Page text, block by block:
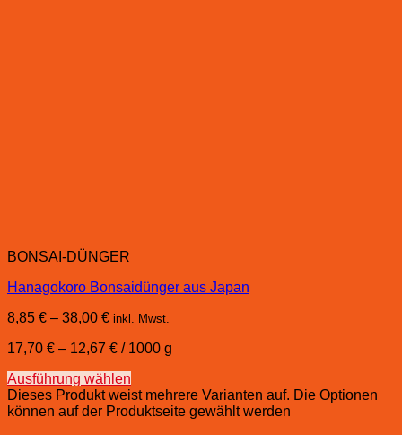
BONSAI-DÜNGER
Hanagokoro Bonsaidünger aus Japan
8,85 € – 38,00 € inkl. Mwst.
17,70 € – 12,67 € / 1000 g
Ausführung wählen
Dieses Produkt weist mehrere Varianten auf. Die Optionen
können auf der Produktseite gewählt werden